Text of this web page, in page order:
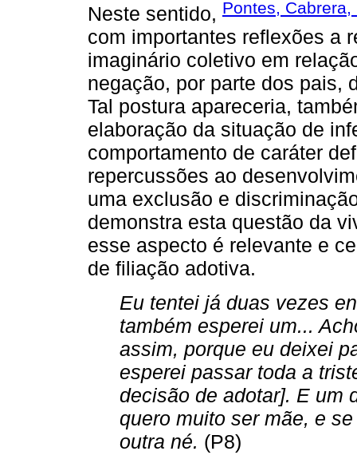
Neste sentido, Pontes,
com importantes reflexões a
imaginário coletivo em
negação, por parte dos pais,
Tal postura apareceria,
elaboração da situação de
comportamento de caráter
repercussões ao
uma exclusão e
demonstra esta questão da
esse aspecto é relevante e
de filiação adotiva.
Eu tentei já duas vezes
também esperei um...
assim, porque eu deixei
esperei passar toda a
decisão de adotar]. E um
quero muito ser mãe, e
outra né. (P8)